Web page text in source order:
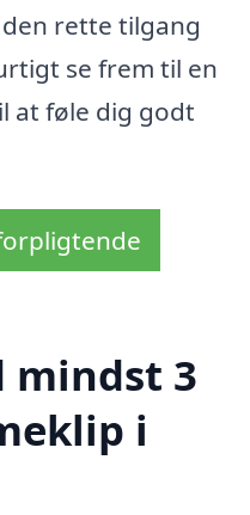
rette tilgang
se frem til en
at føle dig godt
3
i